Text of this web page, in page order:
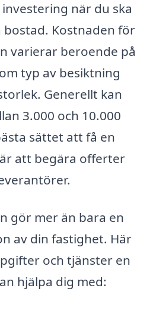
när du ska
bostad. Kostnaden för
varierar beroende på
typ av besiktning
Generellt kan
3.000 och 10.000
sättet att få en
att begära offerter
gör mer än bara en
av din fastighet. Här
och tjänster en
hjälpa dig med: